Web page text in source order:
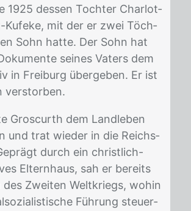
1925 des­sen Toch­ter Char­lot­
Ku­fe­ke, mit der er zwei Töch­
Sohn hat­te. Der Sohn hat
sei­nes Va­ters dem
in Frei­burg über­ge­ben. Er ist
ver­stor­ben.
Gros­curth dem Land­le­ben
und trat wie­der in die Reichs­
durch ein christ­lich-
El­tern­haus, sah er be­reits
Zwei­ten Welt­kriegs, wo­hin
Füh­rung steu­er­